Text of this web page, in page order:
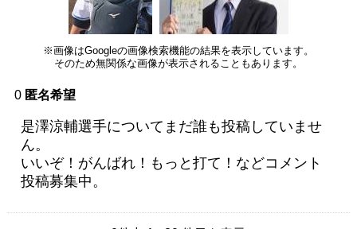
※画像はGoogleの画像検索機能の結果を表示しています。
そのため無関係な画像が表示されることもあります。
0 匿名希望
是澤涼輔選手についてまだ誰も投稿していませ
ん。
いいぞ！がんばれ！もっと打て！などコメント
投稿募集中。